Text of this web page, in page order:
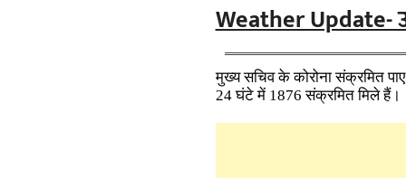
Weather Update-
मुख्य सचिव केकोरोना संक्रमित
24 घंटे में 1876 संक्रमित मिले हैं।